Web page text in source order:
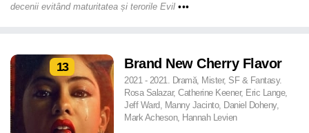
decenii evitând maturitatea și terorile Evil •••
13 Brand New Cherry Flavor
2021 - 2021. Dramă, Mister, SF & Fantasy.
Rosa Salazar, Catherine Keener, Eric Lange,
Jeff Ward, Manny Jacinto, Daniel Doheny,
Mark Acheson, Hannah Levien